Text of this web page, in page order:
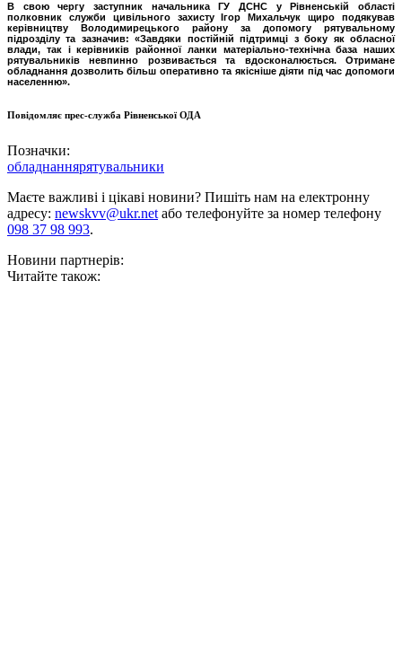
В свою чергу заступник начальника ГУ ДСНС у Рівненській області
полковник служби цивільного захисту Ігор Михальчук щиро подякував
керівництву Володимирецького району за допомогу рятувальному
підрозділу та зазначив: «Завдяки постійній підтримці з боку як обласної
влади, так і керівників районної ланки матеріально-технічна база наших
рятувальників невпинно розвивається та вдосконалюється. Отримане
обладнання дозволить більш оперативно та якісніше діяти під час допомоги
населенню».
Повідомляє прес-служба Рівненської ОДА
Позначки:
обладнаннярятувальники
Маєте важливі і цікаві новини? Пишіть нам на електронну
адресу: newskvv@ukr.net або телефонуйте за номер телефону
098 37 98 993.
Новини партнерів:
Читайте також: